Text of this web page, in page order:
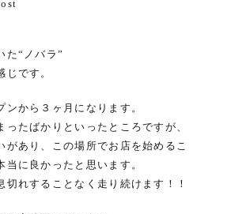
た“ノバラ”
じです。
ンから３ヶ月になります。
ったばかりといったところですが、
があり、この場所でお店を始めるこ
当に良かったと思います。
切れすることなく走り続けます！！